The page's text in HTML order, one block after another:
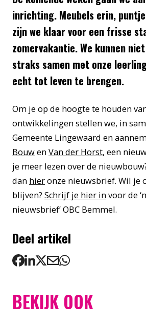
inrichting. Meubels erin,
zijn we klaar voor een frisse
zomervakantie. We kunnen
straks samen met onze
echt tot leven te brengen.
Om je op de hoogte te houden
ontwikkelingen stellen we, in
Gemeente Lingewaard en
BouwenVan der Horst, een
je meer lezen over de
dan hieronze nieuwsbrief. Wil je
blijven? Schrijf je hier invoor de
nieuwsbrief’ OBC Bemmel.
Deel artikel
BEKIJK OOK